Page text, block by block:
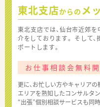
東北支店からの メ
東北支店では、仙台市近郊
介をしております。 そして
ポートします。
お仕事相談会無料開
更に、お忙しい方やキャリア
エリアを熟知したコンサルタン
“出張”個別相談サービスも同